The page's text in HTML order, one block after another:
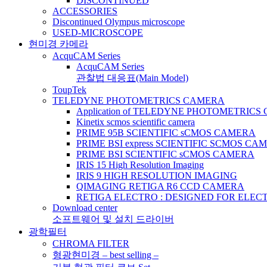
ACCESSORIES
Discontinued Olympus microscope
USED-MICROSCOPE
현미경 카메라
AcquCAM Series
AcquCAM Series
관찰법 대응표(Main Model)
ToupTek
TELEDYNE PHOTOMETRICS CAMERA
Application of TELEDYNE PHOTOMETRICS
Kinetix scmos scientific camera
PRIME 95B SCIENTIFIC sCMOS CAMERA
PRIME BSI express SCIENTIFIC SCMOS
PRIME BSI SCIENTIFIC sCMOS CAMERA
IRIS 15 High Resolution Imaging
IRIS 9 HIGH RESOLUTION IMAGING
QIMAGING RETIGA R6 CCD CAMERA
RETIGA ELECTRO : DESIGNED FOR
Download center
소프트웨어 및 설치 드라이버
광학필터
CHROMA FILTER
형광현미경 – best selling –